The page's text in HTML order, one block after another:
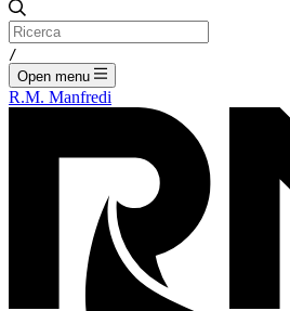
/
Open menu
R.M. Manfredi